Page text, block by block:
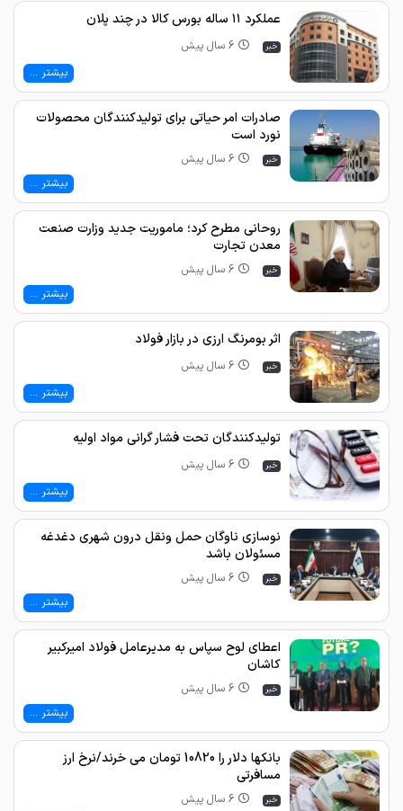
عملکرد ۱۱ ساله بورس ‌کالا در چند پلان
خبر
6 سال پیش
بیشتر ...
صادرات امر حیاتی برای تولیدکنندگان محصولات
نورد است
خبر
6 سال پیش
بیشتر ...
روحانی مطرح کرد؛ ماموریت جدید وزارت صنعت
معدن تجارت
خبر
6 سال پیش
بیشتر ...
اثر بومرنگ ارزی در بازار فولاد
خبر
6 سال پیش
بیشتر ...
تولیدکنندگان تحت فشار گرانی مواد اولیه
خبر
6 سال پیش
بیشتر ...
نوسازی ناوگان حمل ونقل درون شهری دغدغه
مسئولان باشد
خبر
6 سال پیش
بیشتر ...
اعطای لوح سپاس به مدیرعامل فولاد امیرکبیر
کاشان
خبر
6 سال پیش
بیشتر ...
بانکها دلار را 10820 تومان می خرند/نرخ ارز
مسافرتی
خبر
6 سال پیش